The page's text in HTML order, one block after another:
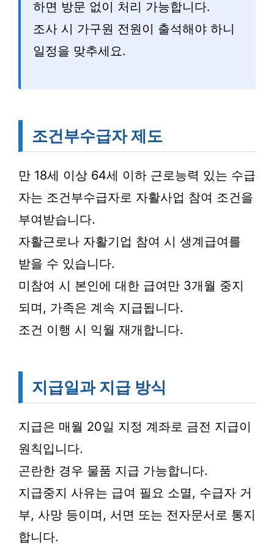
하면 방문 없이 처리 가능합니다.
조사 시 가구원 전원이 출석해야 하니
일정을 맞추세요.
조건부수급자 제도
만 18세 이상 64세 이하 근로능력 있는 수급
자는 조건부수급자로 자활사업 참여 조건을
부여받습니다.
자활근로나 자활기업 참여 시 생계급여를
받을 수 있습니다.
미참여 시 본인에 대한 급여만 3개월 중지
되며, 가족은 계속 지급됩니다.
조건 이행 시 익월 재개합니다.
지급일과 지급 방식
지급은 매월 20일 지정 계좌로 금전 지급이
원칙입니다.
곤란한 경우 물품 지급 가능합니다.
지급중지 사유는 급여 필요 소멸, 수급자 거
부, 사망 등이며, 서면 또는 전자문서로 통지
합니다.